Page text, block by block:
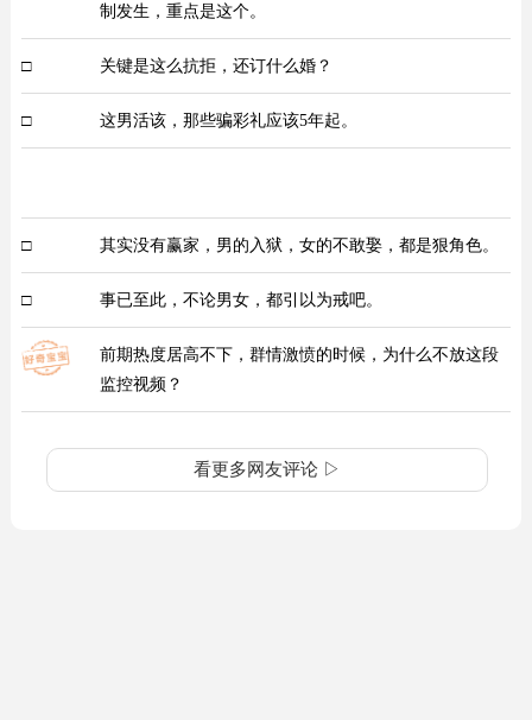
制发生，重点是这个。
□ 关键是这么抗拒，还订什么婚？
□ 这男活该，那些骗彩礼应该5年起。
□ 其实没有赢家，男的入狱，女的不敢娶，都是狠角色。
□ 事已至此，不论男女，都引以为戒吧。
前期热度居高不下，群情激愤的时候，为什么不放这段
监控视频？
看更多网友评论 ▷